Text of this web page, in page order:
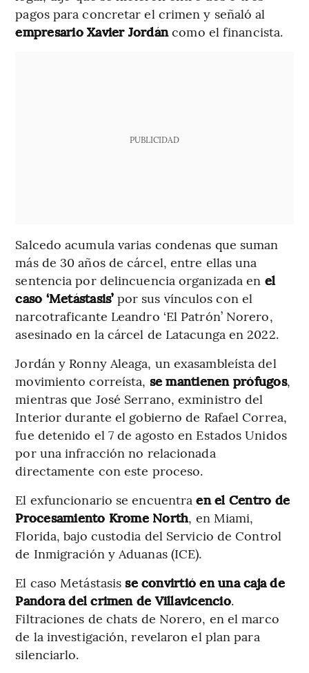
pagos para concretar el crimen y señaló al
empresario Xavier Jordáncomo el financista.
PUBLICIDAD
Salcedo acumula varias condenas que suman
más de 30 años de cárcel, entre ellas una
sentencia por delincuencia organizada en el
caso ‘Metástasis’ por sus vínculos con el
narcotraficante Leandro ‘El Patrón’ Norero,
asesinado en la cárcel de Latacunga en 2022.
Jordán y Ronny Aleaga, un exasambleísta del
movimiento correísta, se mantienen prófugos,
mientras que José Serrano, exministro del
Interior durante el gobierno de Rafael Correa,
fue detenido el 7 de agosto en Estados Unidos
por una infracción no relacionada
directamente con este proceso.
El exfuncionario se encuentraen el Centro de
Procesamiento Krome North, en Miami,
Florida, bajo custodia del Servicio de Control
de Inmigración y Aduanas (ICE).
El caso Metástasisse convirtió en una caja de
Pandora del crimen de Villavicencio.
Filtraciones de chats de Norero, en el marco
de la investigación, revelaron el plan para
silenciarlo.